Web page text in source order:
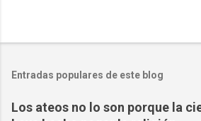
Entradas populares de este blog
Los ateos no lo son porque la